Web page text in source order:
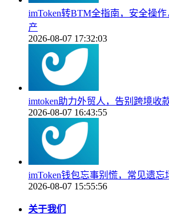
imToken转BTM全指南，安全操
产
2026-08-07 17:32:03
imtoken助力外贸人，告别跨境收
2026-08-07 16:43:55
imToken钱包忘事别慌，常见遗忘
2026-08-07 15:55:56
关于我们